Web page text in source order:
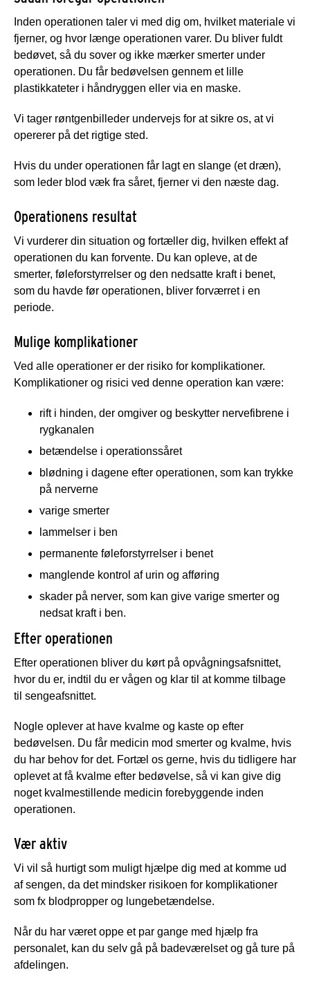
Inden operationen taler vi med dig om, hvilket materiale vi
fjerner, og hvor længe operationen varer. Du bliver fuldt
bedøvet, så du sover og ikke mærker smerter under
operationen. Du får bedøvelsen gennem et lille
plastikkateter i håndryggen eller via en maske.
Vi tager røntgenbilleder undervejs for at sikre os, at vi
opererer på det rigtige sted.
Hvis du under operationen får lagt en slange (et dræn),
som leder blod væk fra såret, fjerner vi den næste dag.
Operationens resultat
Vi vurderer din situation og fortæller dig, hvilken effekt af
operationen du kan forvente. Du kan opleve, at de
smerter, føleforstyrrelser og den nedsatte kraft i benet,
som du havde før operationen, bliver forværret i en
periode.
Mulige komplikationer
Ved alle operationer er der risiko for komplikationer.
Komplikationer og risici ved denne operation kan være:
rift i hinden, der omgiver og beskytter nervefibrene i
rygkanalen
betændelse i operationssåret
blødning i dagene efter operationen, som kan trykke
på nerverne
varige smerter
lammelser i ben
permanente føleforstyrrelser i benet
manglende kontrol af urin og afføring
skader på nerver, som kan give varige smerter og
nedsat kraft i ben.
Efter operationen
Efter operationen bliver du kørt på opvågningsafsnittet,
hvor du er, indtil du er vågen og klar til at komme tilbage
til sengeafsnittet.
Nogle oplever at have kvalme og kaste op efter
bedøvelsen. Du får medicin mod smerter og kvalme, hvis
du har behov for det. Fortæl os gerne, hvis du tidligere har
oplevet at få kvalme efter bedøvelse, så vi kan give dig
noget kvalmestillende medicin forebyggende inden
operationen.
Vær aktiv
Vi vil så hurtigt som muligt hjælpe dig med at komme ud
af sengen, da det mindsker risikoen for komplikationer
som fx blodpropper og lungebetændelse.
Når du har været oppe et par gange med hjælp fra
personalet, kan du selv gå på badeværelset og gå ture på
afdelingen.